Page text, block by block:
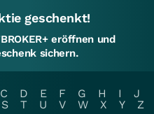
geschenkt!
eröffnen und
sichern.
C D E F G H I
J
S T U V W X Y
Z